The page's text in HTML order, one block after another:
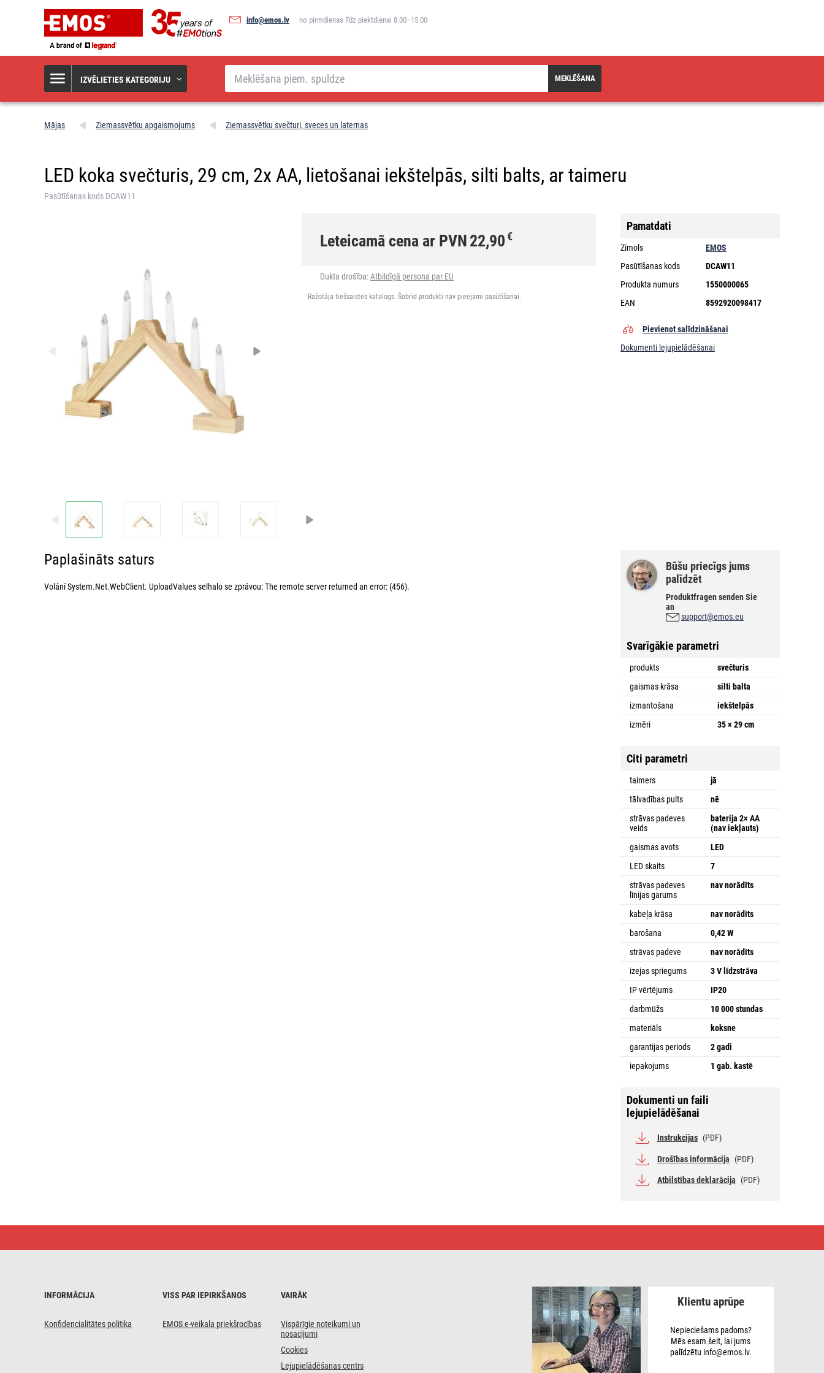
info@emos.lv no pirmdienas līdz piektdienai 8.00–15.00
IZVĒLIETIES KATEGORIJU
Meklēšana
MEKLĒŠANA
Mājas Ziemassvētku apgaismojums Ziemassvētku svečturi, sveces un laternas
LED koka svečturis, 29 cm, 2x AA, lietošanai iekštelpās, silti balts, ar taimeru
Pasūtīšanas kods DCAW11
Leteicamā cena ar PVN 22,90€
Dukta drošība:Atbildīgā persona par EU
Ražotāja tiešsaistes katalogs. Šobrīd produkti nav pieejami pasūtīšanai.
Pamatdati
Zīmols
EMOS
Pasūtīšanas kods
DCAW11
Produkta numurs
1550000065
EAN
8592920098417
Pievienot salīdzināšanai
Dokumenti lejupielādēšanai
Paplašināts saturs
Volání System.Net.WebClient. UploadValues selhalo se zprávou: The remote server returned an error: (456).
Būšu priecīgs jums
palīdzēt
Produktfragen senden Sie
an
support@emos.eu
Svarīgākie parametri
produkts
svečturis
gaismas krāsa
silti balta
izmantošana
iekštelpās
izmēri
35 × 29 cm
Citi parametri
taimers
jā
tālvadības pults
nē
strāvas padeves
veids
baterija 2× AA
(nav iekļauts)
gaismas avots
LED
LED skaits
7
strāvas padeves
līnijas garums
nav norādīts
kabeļa krāsa
nav norādīts
barošana
0,42 W
strāvas padeve
nav norādīts
izejas spriegums
3 V līdzstrāva
IP vērtējums
IP20
darbmūžs
10 000 stundas
materiāls
koksne
garantijas periods
2 gadi
iepakojums
1 gab. kastē
Dokumenti un faili
lejupielādēšanai
Instrukcijas (PDF)
Drošības informācija (PDF)
Atbilstības deklarācija (PDF)
svečturis,
INFORMĀCIJA
Konfidencialitātes politika
VISS PAR IEPIRKŠANOS
EMOS e-veikala priekšrocības
VAIRĀK
Vispārīgie noteikumi un
nosacījumi
Cookies
Lejupielādēšanas centrs
Klientu aprūpe
Nepieciešams padoms?
Mēs esam šeit, lai jums
palīdzētu info@emos.lv.